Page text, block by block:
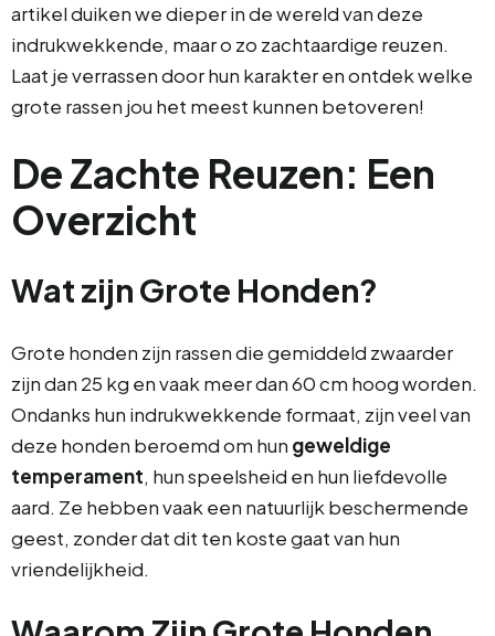
artikel duiken we dieper in de wereld van deze
indrukwekkende, maar o zo zachtaardige reuzen.
Laat je verrassen door hun karakter en ontdek welke
grote rassen jou het meest kunnen betoveren!
De Zachte Reuzen: Een
Overzicht
Wat zijn Grote Honden?
Grote honden zijn rassen die gemiddeld zwaarder
zijn dan 25 kg en vaak meer dan 60 cm hoog worden.
Ondanks hun indrukwekkende formaat, zijn veel van
deze honden beroemd om hun geweldige
temperament, hun speelsheid en hun liefdevolle
aard. Ze hebben vaak een natuurlijk beschermende
geest, zonder dat dit ten koste gaat van hun
vriendelijkheid.